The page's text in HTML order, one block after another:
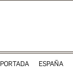
PORTADA ESPAÑA